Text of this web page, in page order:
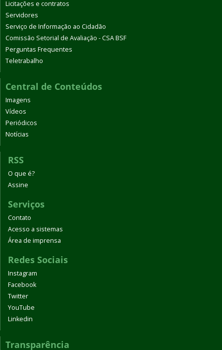
Licitações e contratos
Servidores
Serviço de Informação ao Cidadão
Comissão Setorial de Avaliação - CSA BSF
Perguntas Frequentes
Teletrabalho
Central de Conteúdos
Imagens
Vídeos
Periódicos
Notícias
RSS
O que é?
Assine
Serviços
Contato
Acesso a sistemas
Área de imprensa
Redes Sociais
Instagram
Facebook
Twitter
YouTube
Linkedin
Transparência